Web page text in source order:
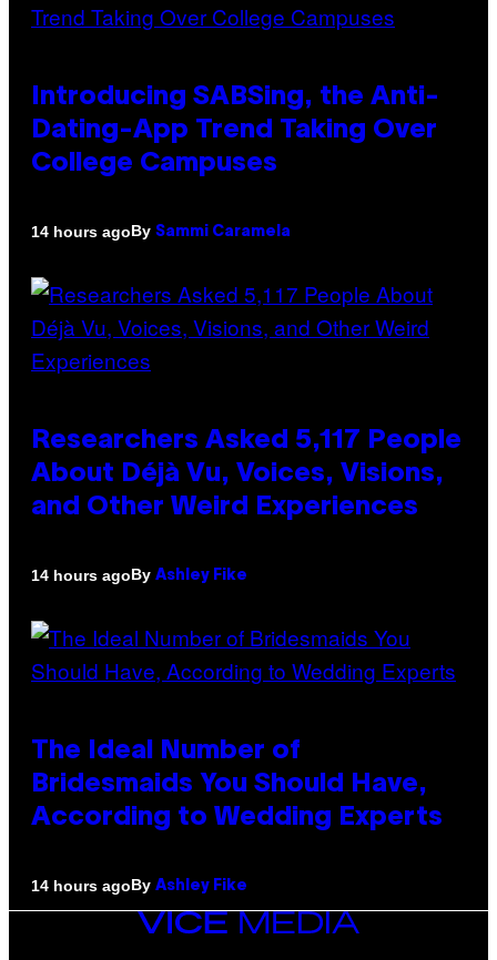
Introducing SABSing, the Anti-
Dating-App Trend Taking Over
College Campuses
14 hours agoBy Sammi Caramela
Researchers Asked 5,117 People
About Déjà Vu, Voices, Visions,
and Other Weird Experiences
14 hours agoBy Ashley Fike
The Ideal Number of
Bridesmaids You Should Have,
According to Wedding Experts
14 hours agoBy Ashley Fike
VICE